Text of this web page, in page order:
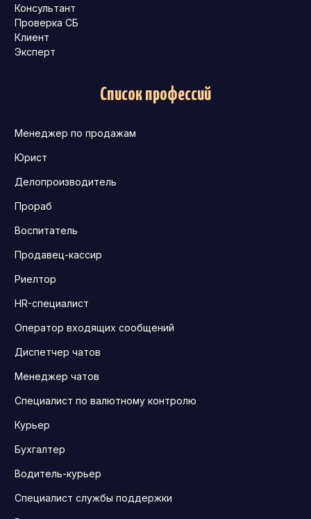
Консультант
Проверка СБ
Клиент
Эксперт
Список профессий
Менеджер по продажам
Юрист
Делопроизводитель
Прораб
Воспитатель
Продавец-кассир
Риелтор
HR-специалист
Оператор входящих сообщений
Диспетчер чатов
Менеджер чатов
Специалист по валютному контролю
Курьер
Бухгалтер
Водитель-курьер
Специалист службы поддержки